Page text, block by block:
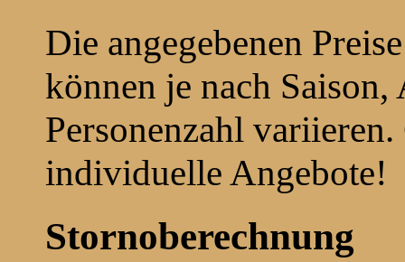
Die angegebenen
können je nach
Personenzahl
individuelle Angebote!
Stornoberechnung